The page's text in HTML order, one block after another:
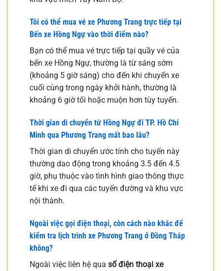
Tôi có thể mua vé xe Phương Trang trực tiếp tại
Bến xe Hồng Ngự vào thời điểm nào?
Bạn có thể mua vé trực tiếp tại quầy vé của
bến xe Hồng Ngự, thường là từ sáng sớm
(khoảng 5 giờ sáng) cho đến khi chuyến xe
cuối cùng trong ngày khởi hành, thường là
khoảng 6 giờ tối hoặc muộn hơn tùy tuyến.
Thời gian di chuyển từ Hồng Ngự đi TP. Hồ Chí
Minh qua Phương Trang mất bao lâu?
Thời gian di chuyển ước tính cho tuyến này
thường dao động trong khoảng 3.5 đến 4.5
giờ, phụ thuộc vào tình hình giao thông thực
tế khi xe đi qua các tuyến đường và khu vực
nội thành.
Ngoài việc gọi điện thoại, còn cách nào khác để
kiểm tra lịch trình xe Phương Trang ở Đồng Tháp
không?
Ngoài việc liên hệ qua số điện thoại xe